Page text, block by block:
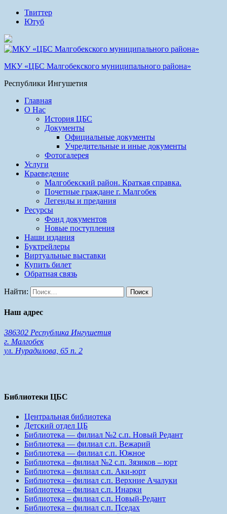
Твиттер
Ютуб
МКУ «ЦБС Малгобекского муниципального района»
Республики Ингушетия
Главная
О Нас
История ЦБС
Документы
Официальные документы
Учредительные и иные документы
Фотогалерея
Услуги
Краеведение
Малгобекский район. Краткая справка.
Почетные граждане г. Малгобек
Легенды и предания
Ресурсы
Фонд документов
Новые поступления
Наши издания
Буктрейлеры
Виртуальные выставки
Купить билет
Обратная связь
Найти:
Наш адрес
386302 Республика Ингушетия
г. Малгобек
ул. Нурадилова, 65 п. 2
Библиотеки ЦБС
Центральная библиотека
Детский отдел ЦБ
Библиотека — филиал №2 с.п. Новый Редант
Библиотека — филиал с.п. Вежарий
Библиотека — филиал с.п. Южное
Библиотека – филиал №2 с.п. Зязиков – юрт
Библиотека – филиал с.п. Аки-юрт
Библиотека – филиал с.п. Верхние Ачалуки
Библиотека – филиал с.п. Инарки
Библиотека – филиал с.п. Новый-Редант
Библиотека – филиал с.п. Пседах